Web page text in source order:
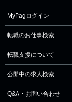
MyPagログイン
転職のお仕事検索
転職支援について
公開中の求人検索
Q&A・お問い合わせ